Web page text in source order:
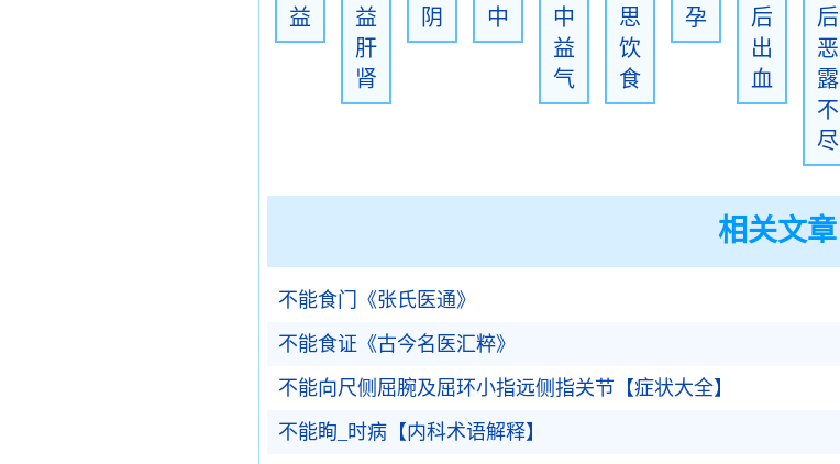
益
益
肝
肾
阴
中
中
益
气
思
饮
食
孕
后
出
血
后
恶
露
不
尽
相关文章
不能食门《张氏医通》
不能食证《古今名医汇粹》
不能向尺侧屈腕及屈环小指远侧指关节【症状大全】
不能眴_时病【内科术语解释】